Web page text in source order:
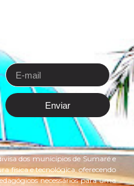
Enviar
dos municípios de Sumaré e
física e tecnológica, oferecendo
necessários para uma